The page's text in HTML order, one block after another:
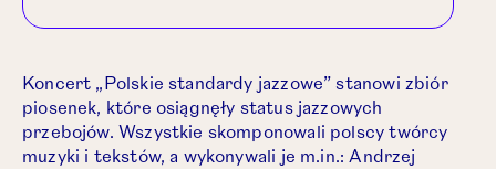
Koncert „Polskie standardy jazzowe” stanowi zbiór
piosenek, które osiągnęły status jazzowych
przebojów. Wszystkie skomponowali polscy twórcy
muzyki i tekstów, a wykonywali je m.in.: Andrzej